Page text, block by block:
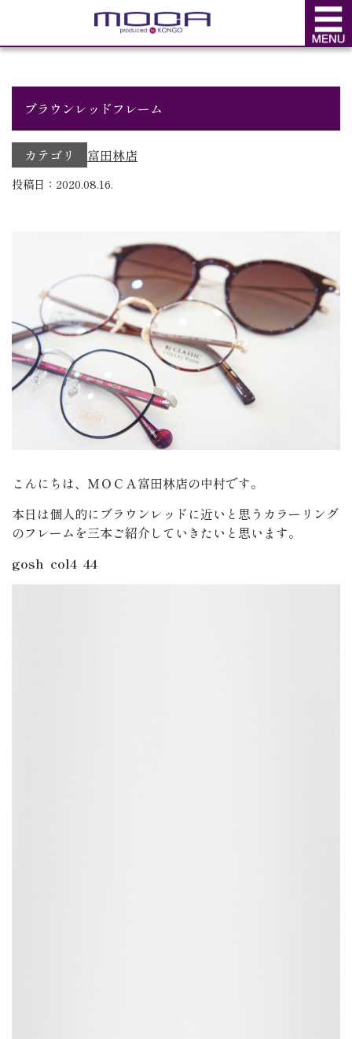
BLOG
ブラウンレッドフレーム
カテゴリ 富田林店
投稿日：2020.08.16.
こんにちは、ＭＯＣＡ富田林店の中村です。
本日は個人的にブラウンレッドに近いと思うカラーリング
のフレームを三本ご紹介していきたいと思います。
gosh col4 44